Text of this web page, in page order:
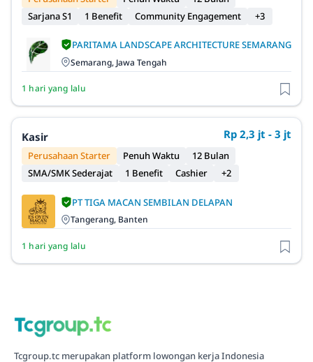
Sarjana S1
1 Benefit Community Engagement +3
PARITAMA LANDSCAPE ARCHITECTURE SEMARANG
Semarang, Jawa Tengah
1 hari yang lalu
Kasir Rp 2,3 jt - 3 jt
Perusahaan Starter Penuh Waktu
12 Bulan
SMA/SMK Sederajat
1 Benefit Cashier +2
PT TIGA MACAN SEMBILAN DELAPAN
Tangerang, Banten
1 hari yang lalu
Tcgroup.tc merupakan platform lowongan kerja Indonesia